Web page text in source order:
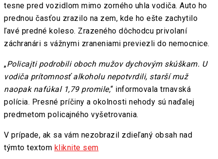
tesne pred vozidlom mimo zorného uhla vodiča. Auto ho
prednou časťou zrazilo na zem, kde ho ešte zachytilo
ľavé predné koleso. Zrazeného dôchodcu privolaní
záchranári s vážnymi zraneniami previezli do nemocnice.
„Policajti podrobili oboch mužov dychovým skúškam. U
vodiča prítomnosť alkoholu nepotvrdili, starší muž
naopak nafúkal 1,79 promile,“ informovala trnavská
polícia. Presné príčiny a okolnosti nehody sú naďalej
predmetom policajného vyšetrovania.
V prípade, ak sa vám nezobrazil zdieľaný obsah nad
týmto textom kliknite sem